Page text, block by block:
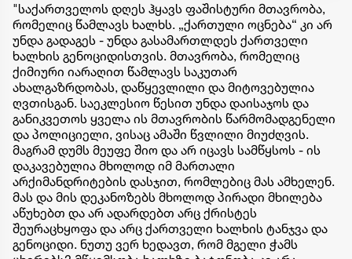
"საქართველოს დღეს ჰყავს ფაშისტური მთავრობა,
რომელიც წამლავს ხალხს. „ქართული ოცნება“ კი არ
უნდა გადაგეს - უნდა გასამართლდეს ქართველი
ხალხის გენოციდისთვის. მთავრობა, რომელიც
ქიმიური იარაღით წამლავს საკუთარ
ახალგაზრდობას, დაწყევლილი და მიტოვებულია
ღვთისგან. საეკლესიო წესით უნდა დაისაჯოს და
განიკვეთოს ყველა ის მთავრობის წარმომადგენელი
და პოლიციელი, ვისაც ამაში წვლილი მიუძღვის.
მაგრამ დუმს მეუფე შიო და არ იცავს სამწყსოს - ის
დაკავებულია მხოლოდ იმ მართალი
არქიმანდრიტების დასჯით, რომლებიც მას ამხელენ.
მას და მის დეკანოზებს მხოლოდ პირადი მხილება
აწუხებთ და არ ადარდებთ არც ქრისტეს
შეურაცხყოფა და არც ქართველი ხალხის ტანჯვა და
გენოციდი. ნუთუ ვერ ხედავთ, რომ მგელი ჭამს